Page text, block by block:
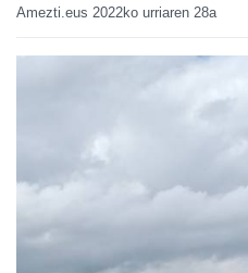
Amezti.eus 2022ko urriaren 28a